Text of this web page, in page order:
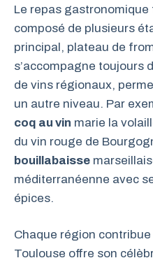
Le repas
composé de plusieurs
principal, plateau de
s’accompagne toujours
de vins régionaux,
un autre niveau. Par
coq au vin marie la
du vin rouge de
bouillabaisse
méditerranéenne avec
épices.
Chaque région
Toulouse offre son